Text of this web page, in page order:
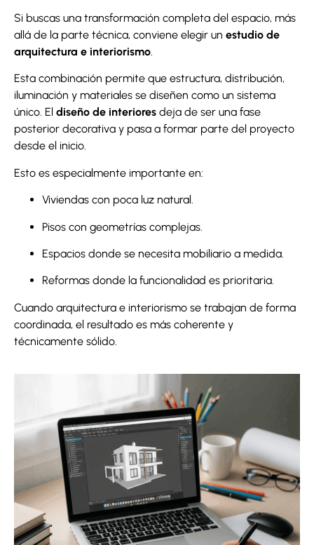
Si buscas una transformación completa del espacio, más
allá de la parte técnica, conviene elegir un estudio de
arquitectura e interiorismo.
Esta combinación permite que estructura, distribución,
iluminación y materiales se diseñen como un sistema
único. El diseño de interiores deja de ser una fase
posterior decorativa y pasa a formar parte del proyecto
desde el inicio.
Esto es especialmente importante en:
Viviendas con poca luz natural.
Pisos con geometrías complejas.
Espacios donde se necesita mobiliario a medida.
Reformas donde la funcionalidad es prioritaria.
Cuando arquitectura e interiorismo se trabajan de forma
coordinada, el resultado es más coherente y
técnicamente sólido.